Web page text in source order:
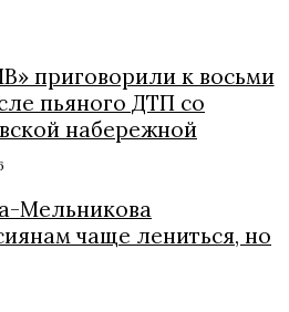
приговорили к восьми
пьяного ДТП со
набережной
Мельникова
чаще лениться, но